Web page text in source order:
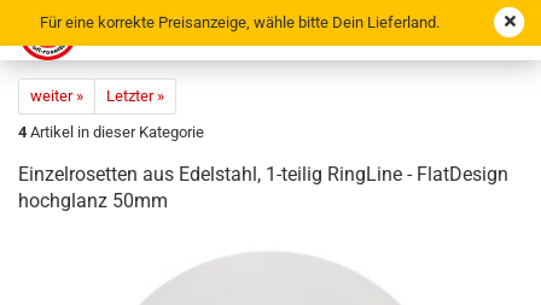
Für eine korrekte Preisanzeige, wähle bitte Dein Lieferland.
weiter »
Letzter »
4 Artikel in dieser Kategorie
Ein­zel­ro­set­ten aus Edel­stahl, 1-​teilig Ring­Li­ne - Flat­De­sign
hoch­glanz 50mm